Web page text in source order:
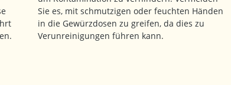
Sie es, mit schmutzigen oder feuchten Händen
in die Gewürzdosen zu greifen, da dies zu
Verunreinigungen führen kann.